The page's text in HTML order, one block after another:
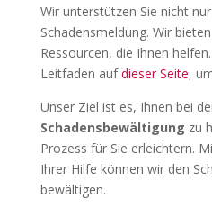
Wir unterstützen Sie nicht
Schadensmeldung. Wir
Ressourcen, die Ihnen
Leitfaden aufdieser Seite,
Unser Ziel ist es, Ihnen bei
Schadensbewältigung zu
Prozess für Sie erleichtern.
Ihrer Hilfe können wir den
bewältigen.